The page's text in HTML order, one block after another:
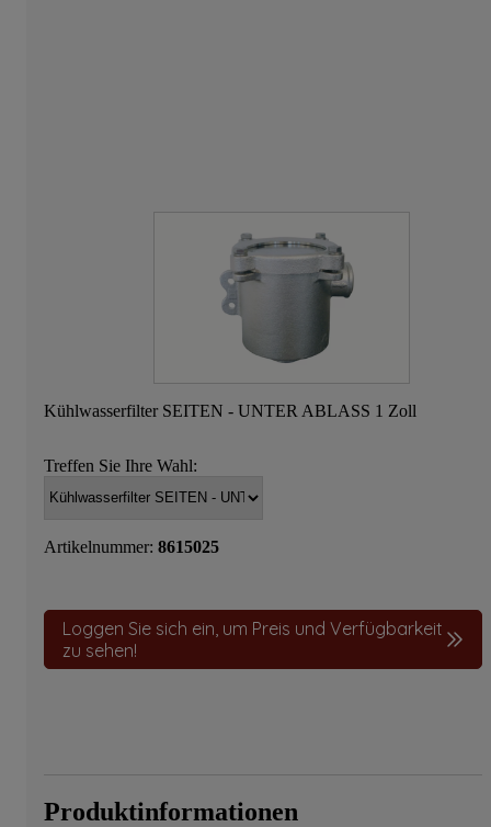
Kühlwasserfilter SEITEN - UNTER ABLASS 1 Zoll
Treffen Sie Ihre Wahl:
Artikelnummer: 8615025
Loggen Sie sich ein, um Preis und Verfügbarkeit
zu sehen!
Produktinformationen